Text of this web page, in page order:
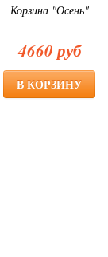
Корзина "Осень"
4660 руб